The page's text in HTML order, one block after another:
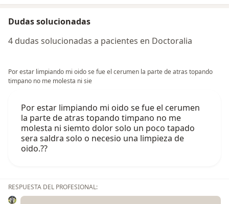
Dudas solucionadas
4 dudas solucionadas a pacientes en Doctoralia
Por estar limpiando mi oido se fue el cerumen la parte de atras topando
timpano no me molesta ni sie
Por estar limpiando mi oido se fue el cerumen
la parte de atras topando timpano no me
molesta ni siemto dolor solo un poco tapado
sera saldra solo o necesio una limpieza de
oido.??
RESPUESTA DEL PROFESIONAL: